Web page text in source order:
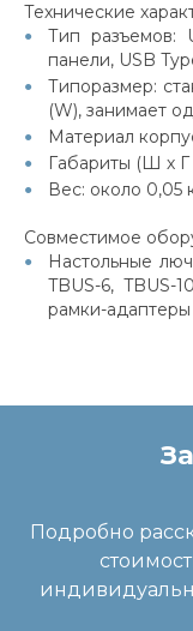
Технические
Тип разъемов:
панели, USB
Типоразмер:
(W), занимает
Материал
Габариты (Ш х Г
Вес: около 0,05
Совместимое
Настольные
TBUS-6, TBUS-
рамки-адаптеры
Подробно